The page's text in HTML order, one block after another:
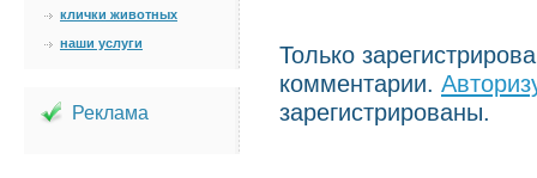
клички животных
наши услуги
Реклама
Только
комментарии.
зарегистрированы.